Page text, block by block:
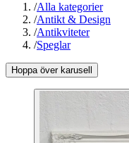
/Alla kategorier
/Antikt & Design
/Antikviteter
/Speglar
Hoppa över karusell